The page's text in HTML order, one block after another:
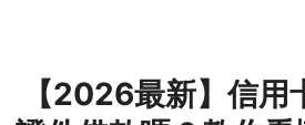
【2026最新】信用